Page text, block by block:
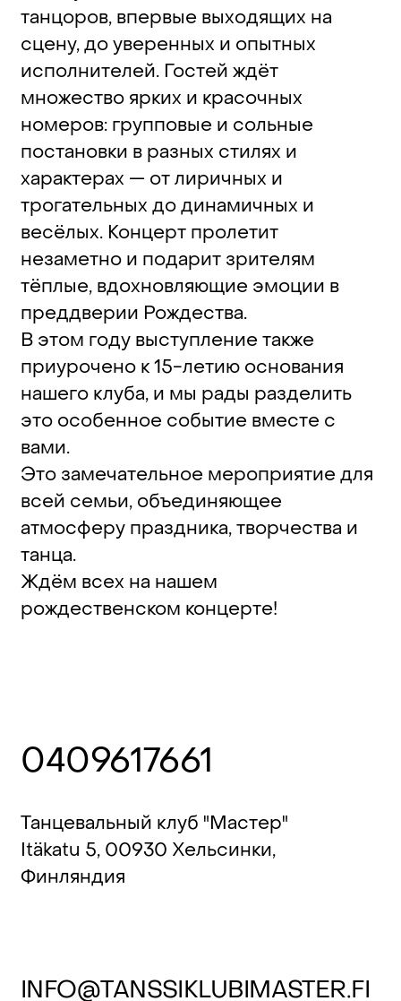
танцоров, впервые выходящих на
сцену, до уверенных и опытных
исполнителей. Гостей ждёт
множество ярких и красочных
номеров: групповые и сольные
постановки в разных стилях и
характерах — от лиричных и
трогательных до динамичных и
весёлых. Концерт пролетит
незаметно и подарит зрителям
тёплые, вдохновляющие эмоции в
преддверии Рождества.
В этом году выступление также
приурочено к 15-летию основания
нашего клуба, и мы рады разделить
это особенное событие вместе с
вами.
Это замечательное мероприятие для
всей семьи, объединяющее
атмосферу праздника, творчества и
танца.
Ждём всех на нашем
рождественском концерте!
0409617661
Танцевальный клуб "Мастер"
Itäkatu 5, 00930 Хельсинки,
Финляндия
INFO@TANSSIKLUBIMASTER.FI